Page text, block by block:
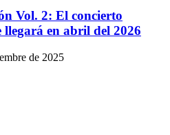
Vol. 2: El concierto
en abril del 2026
de 2025